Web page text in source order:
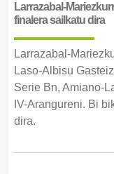
Larrazabal-
finalera sailkatu dira
Larrazabal-
Laso-Albisu
Serie Bn, Amiano-
IV-Arangureni. Bi
dira.